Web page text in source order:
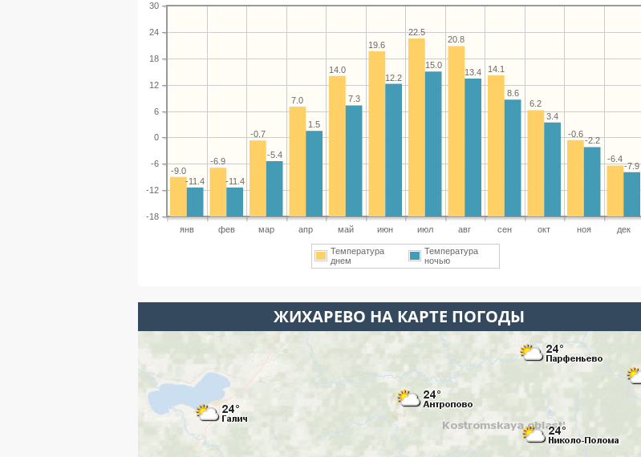
янв фев мар апр май июн июл авг сен окт ноя дек
-18
-12
-6
0
6
12
18
24
30
-6.4
-0.6
6.2
14.1
20.8
22.5
19.6
14.0
7.0
-0.7
-6.9
-9.0
-7.9
-2.2
3.4
8.6
13.4
15.0
12.2
7.3
1.5
-5.4
-11.4
-11.4
Температура
днем
Температура
ночью
ЖИХАРЕВО НА КАРТЕ ПОГОДЫ